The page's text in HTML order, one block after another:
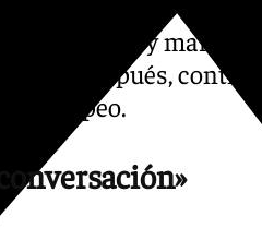
público y marcó el
después, continúa
europeo.